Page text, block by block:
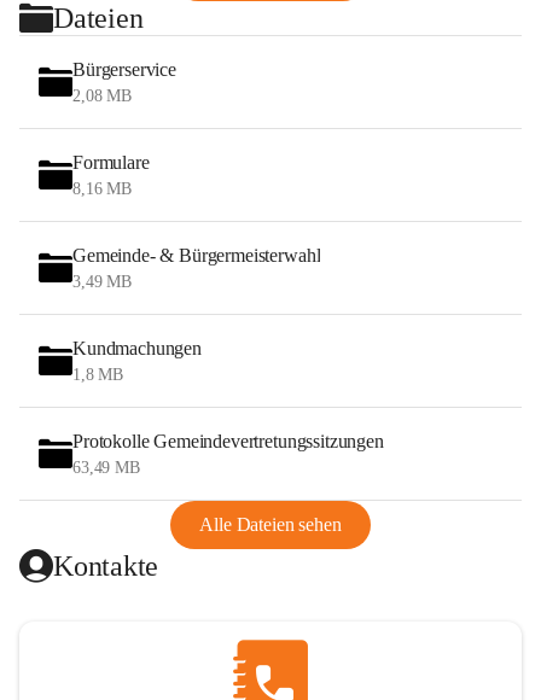
Dateien
Bürgerservice
2,08 MB
Formulare
8,16 MB
Gemeinde- & Bürgermeisterwahl
3,49 MB
Kundmachungen
1,8 MB
Protokolle Gemeindevertretungssitzungen
63,49 MB
Alle Dateien sehen
Kontakte